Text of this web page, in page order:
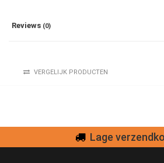
Reviews (0)
VERGELIJK PRODUCTEN
Lage